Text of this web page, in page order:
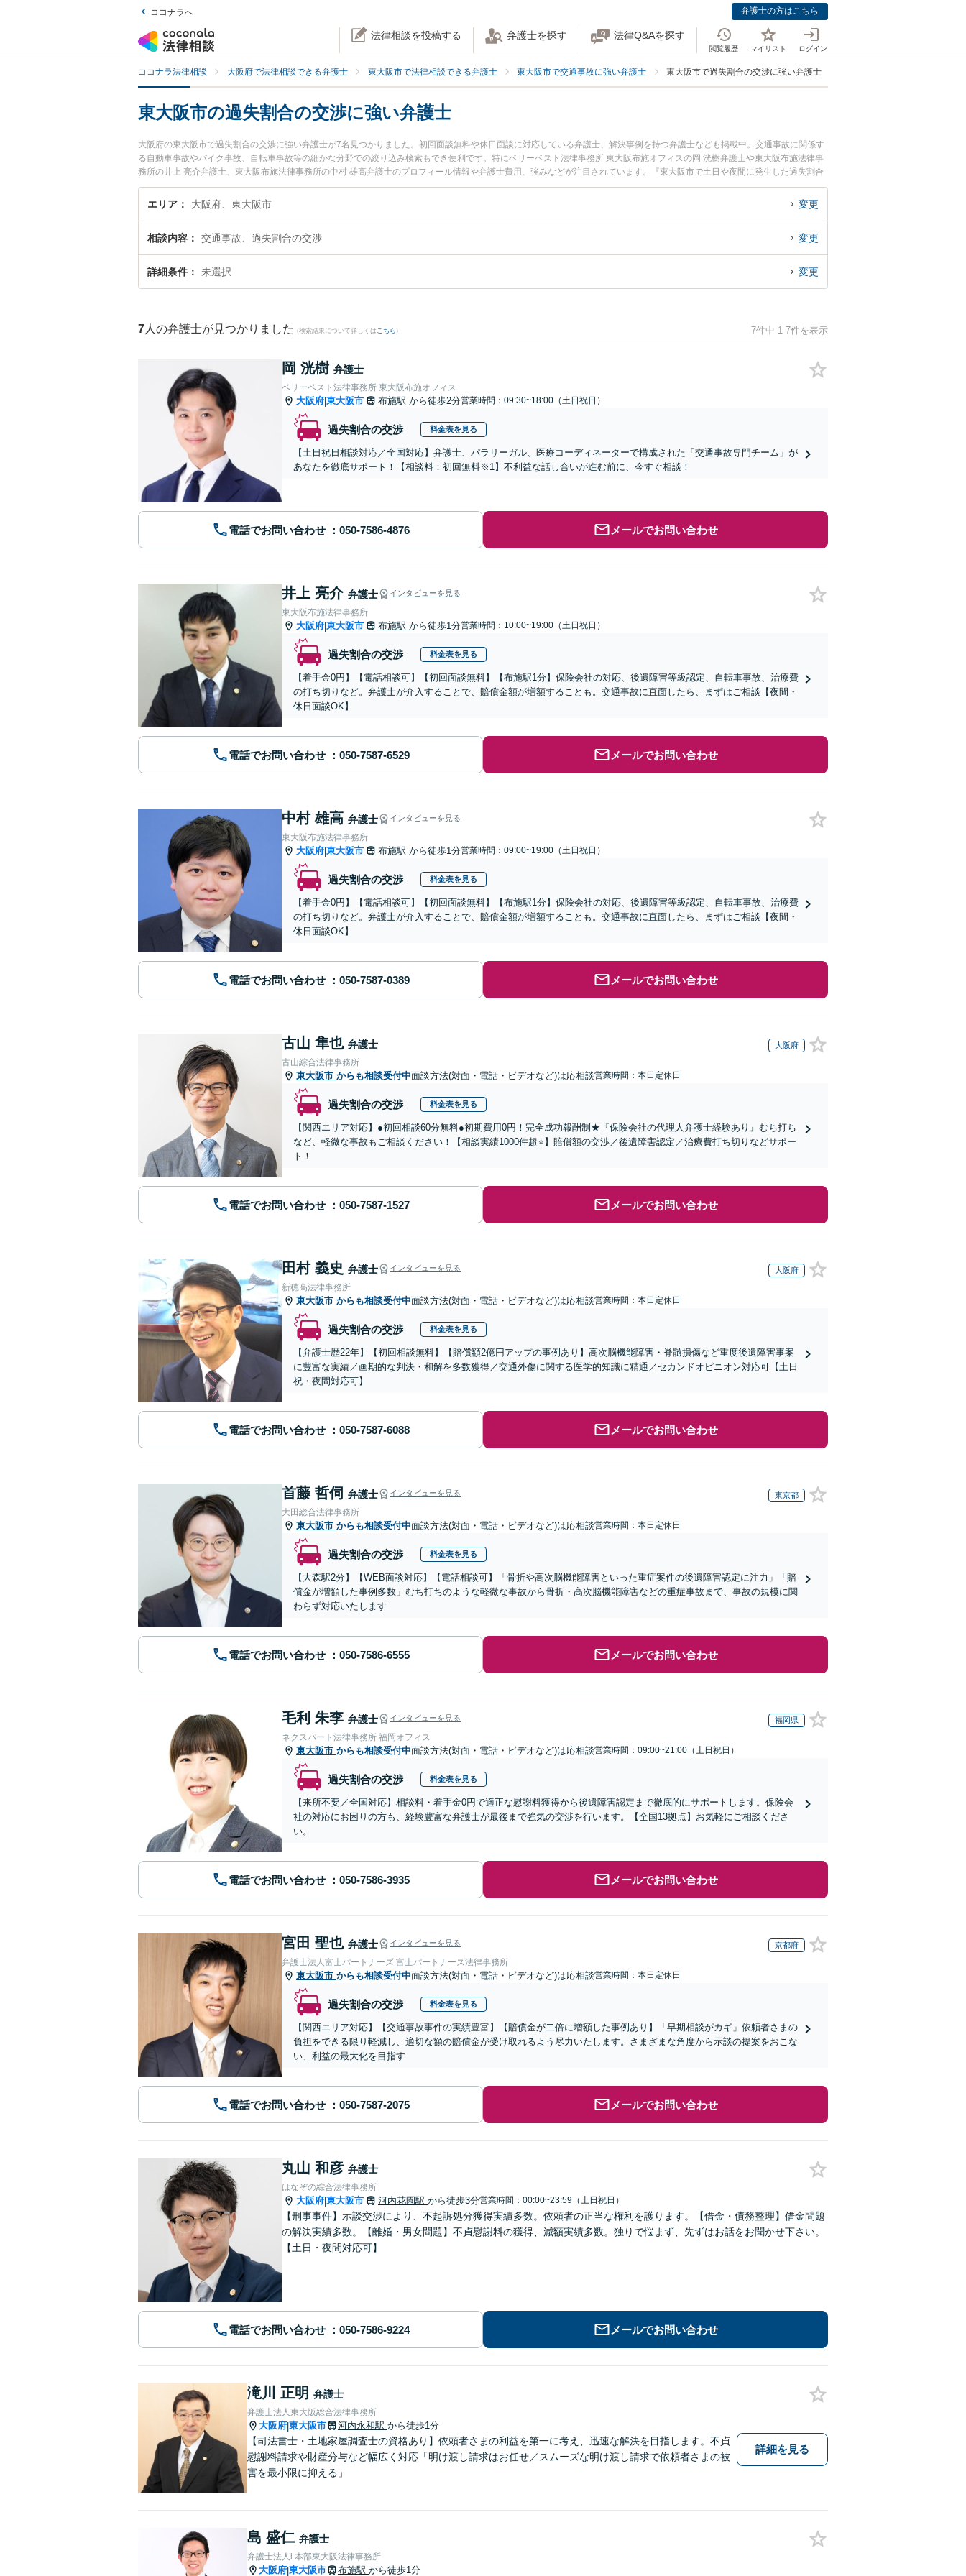
ココナラへ 弁護士の方はこちら
法律相談を投稿する 弁護士を探す 法律Q&Aを探す
閲覧履歴 マイリスト ログイン
ココナラ法律相談 大阪府で法律相談できる弁護士 東大阪市で法律相談できる弁護士 東大阪市で交通事故に強い弁護士 東大阪市で過失割合の交渉に強い弁護士
東大阪市の過失割合の交渉に強い弁護士
大阪府の東大阪市で過失割合の交渉に強い弁護士が7名見つかりました。初回面談無料や休日面談に対応している弁護士、解決事例を持つ弁護士なども掲載中。交通事故に関係す
る自動車事故やバイク事故、自転車事故等の細かな分野での絞り込み検索もでき便利です。特にベリーベスト法律事務所 東大阪布施オフィスの岡 洸樹弁護士や東大阪布施法律事
務所の井上 亮介弁護士、東大阪布施法律事務所の中村 雄高弁護士のプロフィール情報や弁護士費用、強みなどが注目されています。『東大阪市で土日や夜間に発生した過失割合
の交渉のトラブルを今すぐに弁護士に相談したい』『過失割合の交渉のトラブル解決の実績豊富な近くの弁護士を検索したい』『初回相談無料で過失割合の交渉を法律相談できる
東大阪市内の弁護士に相談予約したい』などでお困りの相談者さんにおすすめです。
エリア 大阪府、東大阪市 変更
相談内容 交通事故、過失割合の交渉 変更
詳細条件 未選択 変更
7 人の弁護士が見つかりました (検索結果について詳しくは こちら) 7件中 1-7件を表示
岡 洸樹 弁護士
ベリーベスト法律事務所 東大阪布施オフィス
大阪府|東大阪市 布施駅 から徒歩2分営業時間：09:30~18:00（土日祝日）
過失割合の交渉 料金表を見る
【土日祝日相談対応／全国対応】弁護士、パラリーガル、医療コーディネーターで構成された「交通事故専門チーム」が
あなたを徹底サポート！【相談料：初回無料※1】不利益な話し合いが進む前に、今すぐ相談！
電話でお問い合わせ メールでお問い合わせ
井上 亮介 弁護士 インタビューを見る
東大阪布施法律事務所
大阪府|東大阪市 布施駅 から徒歩1分営業時間：10:00~19:00（土日祝日）
過失割合の交渉 料金表を見る
【着手金0円】【電話相談可】【初回面談無料】【布施駅1分】保険会社の対応、後遺障害等級認定、自転車事故、治療費
の打ち切りなど。弁護士が介入することで、賠償金額が増額することも。交通事故に直面したら、まずはご相談【夜間・
休日面談OK】
電話でお問い合わせ メールでお問い合わせ
中村 雄高 弁護士 インタビューを見る
東大阪布施法律事務所
大阪府|東大阪市 布施駅 から徒歩1分営業時間：09:00~19:00（土日祝日）
過失割合の交渉 料金表を見る
【着手金0円】【電話相談可】【初回面談無料】【布施駅1分】保険会社の対応、後遺障害等級認定、自転車事故、治療費
の打ち切りなど。弁護士が介入することで、賠償金額が増額することも。交通事故に直面したら、まずはご相談【夜間・
休日面談OK】
電話でお問い合わせ メールでお問い合わせ
古山 隼也 弁護士 大阪府
古山綜合法律事務所
東大阪市 からも相談受付中面談方法(対面・電話・ビデオなど)は応相談営業時間：本日定休日
過失割合の交渉 料金表を見る
【関西エリア対応】●初回相談60分無料●初期費用0円！完全成功報酬制★『保険会社の代理人弁護士経験あり』むち打ち
など、軽微な事故もご相談ください！【相談実績1000件超⭐️】賠償額の交渉／後遺障害認定／治療費打ち切りなどサポー
ト！
電話でお問い合わせ メールでお問い合わせ
田村 義史 弁護士 インタビューを見る 大阪府
新穂高法律事務所
東大阪市 からも相談受付中面談方法(対面・電話・ビデオなど)は応相談営業時間：本日定休日
過失割合の交渉 料金表を見る
【弁護士歴22年】【初回相談無料】【賠償額2億円アップの事例あり】高次脳機能障害・脊髄損傷など重度後遺障害事案
に豊富な実績／画期的な判決・和解を多数獲得／交通外傷に関する医学的知識に精通／セカンドオピニオン対応可【土日
祝・夜間対応可】
電話でお問い合わせ メールでお問い合わせ
首藤 哲伺 弁護士 インタビューを見る 東京都
大田総合法律事務所
東大阪市 からも相談受付中面談方法(対面・電話・ビデオなど)は応相談営業時間：本日定休日
過失割合の交渉 料金表を見る
【大森駅2分】【WEB面談対応】【電話相談可】「骨折や高次脳機能障害といった重症案件の後遺障害認定に注力」「賠
償金が増額した事例多数」むち打ちのような軽微な事故から骨折・高次脳機能障害などの重症事故まで、事故の規模に関
わらず対応いたします
電話でお問い合わせ メールでお問い合わせ
毛利 朱李 弁護士 インタビューを見る 福岡県
ネクスパート法律事務所 福岡オフィス
東大阪市 からも相談受付中面談方法(対面・電話・ビデオなど)は応相談営業時間：09:00~21:00（土日祝日）
過失割合の交渉 料金表を見る
【来所不要／全国対応】相談料・着手金0円で適正な慰謝料獲得から後遺障害認定まで徹底的にサポートします。保険会
社の対応にお困りの方も、経験豊富な弁護士が最後まで強気の交渉を行います。【全国13拠点】お気軽にご相談くださ
い。
電話でお問い合わせ メールでお問い合わせ
宮田 聖也 弁護士 インタビューを見る 京都府
弁護士法人富士パートナーズ 富士パートナーズ法律事務所
東大阪市 からも相談受付中面談方法(対面・電話・ビデオなど)は応相談営業時間：本日定休日
過失割合の交渉 料金表を見る
【関西エリア対応】【交通事故事件の実績豊富】【賠償金が二倍に増額した事例あり】「早期相談がカギ」依頼者さまの
負担をできる限り軽減し、適切な額の賠償金が受け取れるよう尽力いたします。さまざまな角度から示談の提案をおこな
い、利益の最大化を目指す
電話でお問い合わせ メールでお問い合わせ
丸山 和彦 弁護士
はなぞの綜合法律事務所
大阪府|東大阪市 河内花園駅 から徒歩3分営業時間：00:00~23:59（土日祝日）
【刑事事件】示談交渉により、不起訴処分獲得実績多数。依頼者の正当な権利を護ります。【借金・債務整理】借金問題
の解決実績多数。【離婚・男女問題】不貞慰謝料の獲得、減額実績多数。独りで悩まず、先ずはお話をお聞かせ下さい。
【土日・夜間対応可】
電話でお問い合わせ メールでお問い合わせ
滝川 正明 弁護士
弁護士法人東大阪総合法律事務所
大阪府|東大阪市 河内永和駅 から徒歩1分
【司法書士・土地家屋調査士の資格あり】依頼者さまの利益を第一に考え、迅速な解決を目指します。不貞
慰謝料請求や財産分与など幅広く対応「明け渡し請求はお任せ／スムーズな明け渡し請求で依頼者さまの被
害を最小限に抑える」
詳細を見る
島 盛仁 弁護士
弁護士法人i 本部東大阪法律事務所
大阪府|東大阪市 布施駅 から徒歩1分